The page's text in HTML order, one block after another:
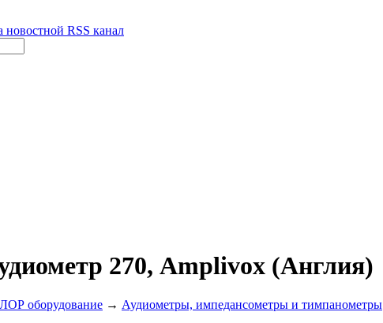
270, Amplivox (Англия)
ЛОР оборудование → Аудиометры, импедансометры и тимпанометры